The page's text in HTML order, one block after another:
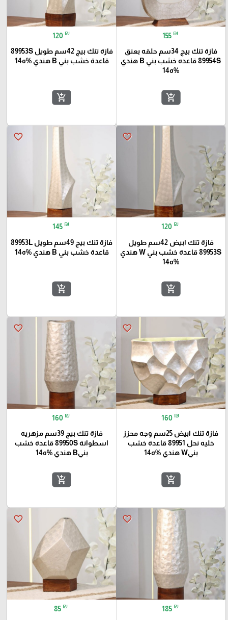
155 ₪
فازة تنك بيج 34سم حلقه بعنق
89954S قاعده خشب بني B هندي
%ه14
add_shopping_cart
120 ₪
فازة تنك بيج 42سم طويل 89953S
قاعدة خشب بني B هندي %ه14
add_shopping_cart
favorite_border
120 ₪
فازة تنك ابيض 42سم طويل
89953S قاعدة خشب بني W هندي
%ه14
add_shopping_cart
favorite_border
145 ₪
فازة تنك بيج 49سم طويل 89953L
قاعدة خشب بني B هندي %ه14
add_shopping_cart
favorite_border
160 ₪
فازة تنك ابيض 25سم وجه محزز
خليه نحل 89951 قاعدة خشب
بنيW هندي %ه14
add_shopping_cart
favorite_border
160 ₪
فازة تنك بيج 39سم مزهريه
اسطوانة 89950S قاعدة خشب
بنيB هندي %ه14
add_shopping_cart
favorite_border
185 ₪
favorite_border
85 ₪